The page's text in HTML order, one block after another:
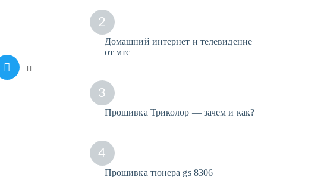
2
Домашний интернет и телевидение
от мтс
3
Прошивка Триколор — зачем и как?
4
Прошивка тюнера gs 8306